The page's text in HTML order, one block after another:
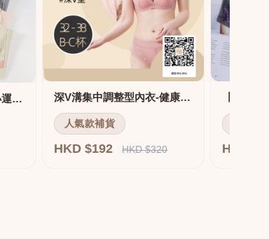
舒適無痕無鋼圈大胸顯小運動內衣 深V溝集中調整型內衣-健康軟鋼圈
人氣款補貨
HKD $192 HKD $320 HKD